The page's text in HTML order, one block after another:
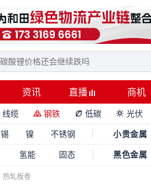
资讯 直播 商机
线缆  钢铁  低碳  光伏
锡 镍 不锈钢 小贵金属
氢能 固态 黑色金属
热轧板卷